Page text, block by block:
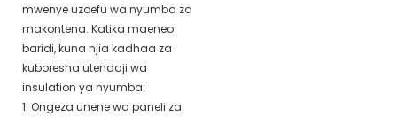
mwenye uzoefu wa nyumba za
makontena. Katika maeneo
baridi, kuna njia kadhaa za
kuboresha utendaji wa
insulation ya nyumba:
1. Ongeza unene wa paneli za